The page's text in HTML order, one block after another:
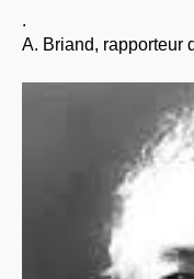
.
A. Briand, rapporteur